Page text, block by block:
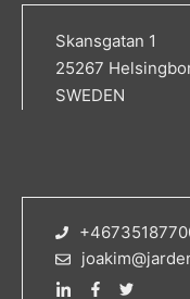
Skansgatan 1
25267
SWEDEN